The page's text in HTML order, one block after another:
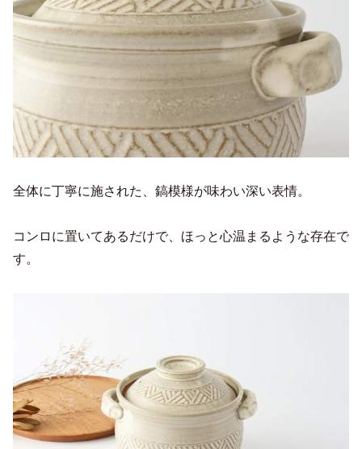
全体に丁寧に施された、鎬模様が味わい深い表情。
コンロに置いてあるだけで、ほっと心温まるような存在で
す。